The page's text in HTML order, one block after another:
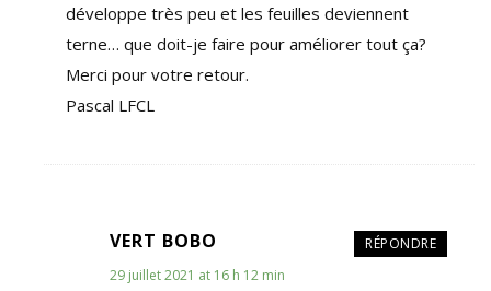
développe très peu et les feuilles deviennent
terne… que doit-je faire pour améliorer tout ça?
Merci pour votre retour.
Pascal LFCL
RÉPONDRE
VERT BOBO
29 juillet 2021 at 16 h 12 min